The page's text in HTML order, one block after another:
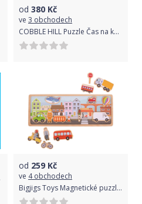
od 380 Kč
ve 3 obchodech
COBBLE HILL Puzzle Čas na košíček 1000 dílků
od 259 Kč
ve 4 obchodech
Bigjigs Toys Magnetické puzzle město